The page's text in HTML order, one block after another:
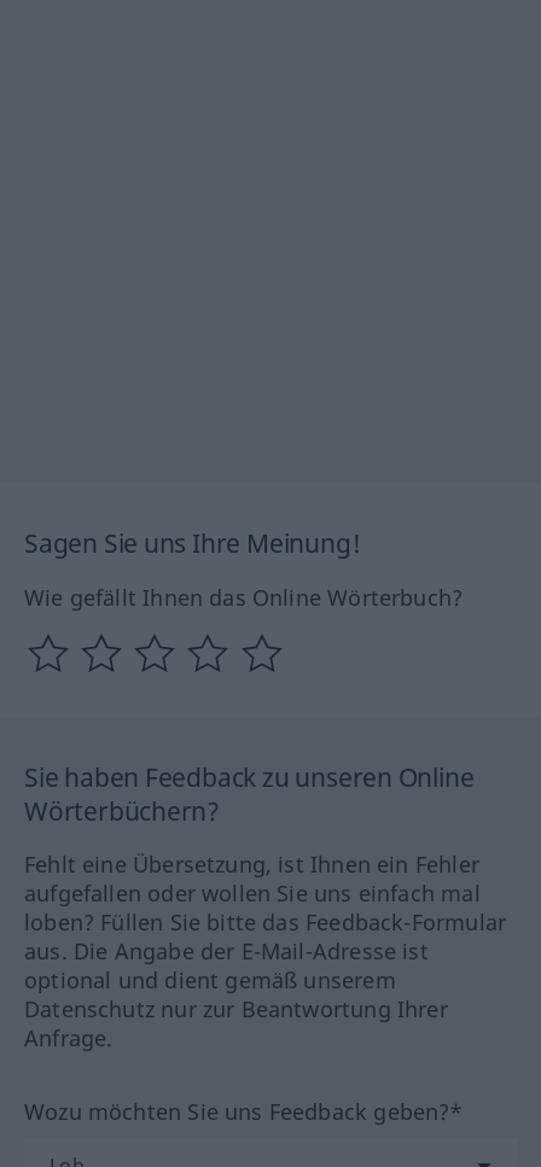
Sagen Sie uns Ihre Meinung!
Wie gefällt Ihnen das Online Wörterbuch?
Sie haben Feedback zu unseren Online
Wörterbüchern?
Fehlt eine Übersetzung, ist Ihnen ein Fehler
aufgefallen oder wollen Sie uns einfach mal
loben? Füllen Sie bitte das Feedback-Formular
aus. Die Angabe der E-Mail-Adresse ist
optional und dient gemäß unserem
Datenschutz nur zur Beantwortung Ihrer
Anfrage.
Wozu möchten Sie uns Feedback geben?*